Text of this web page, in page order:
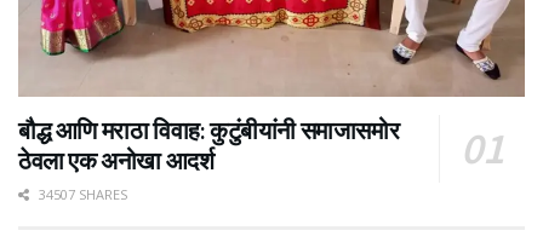
बौद्ध आणि मराठा विवाह: कुटुंबीयांनी समाजासमोर
ठेवला एक अनोखा आदर्श
34507 SHARES